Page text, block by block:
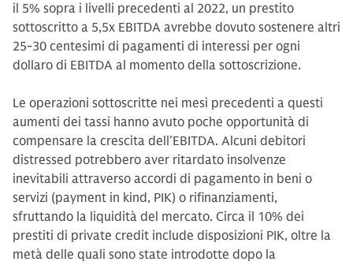
il 5% sopra i livelli precedenti al 2022, un prestito
sottoscritto a 5,5x EBITDA avrebbe dovuto sostenere altri
25-30 centesimi di pagamenti di interessi per ogni
dollaro di EBITDA al momento della sottoscrizione.
Le operazioni sottoscritte nei mesi precedenti a questi
aumenti dei tassi hanno avuto poche opportunità di
compensare la crescita dell’EBITDA. Alcuni debitori
distressed potrebbero aver ritardato insolvenze
inevitabili attraverso accordi di pagamento in beni o
servizi (payment in kind, PIK) o rifinanziamenti,
sfruttando la liquidità del mercato. Circa il 10% dei
prestiti di private credit include disposizioni PIK, oltre la
metà delle quali sono state introdotte dopo la